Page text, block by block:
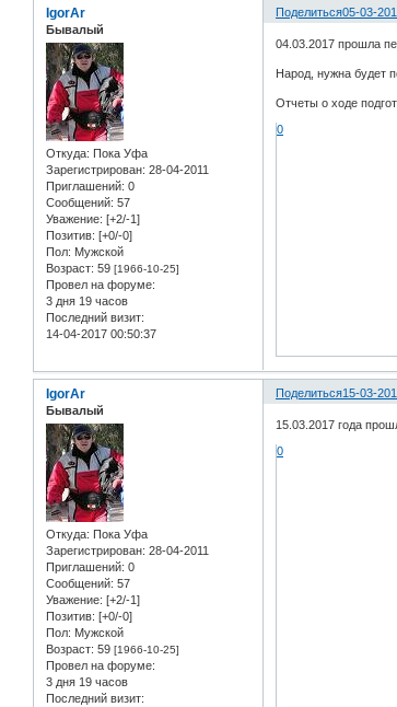
Поделиться05-03-
IgorAr
Бывалый
Откуда: Пока Уфа
Зарегистрирован: 28-04-2011
Приглашений: 0
Сообщений: 57
Уважение: [+2/-1]
Позитив: [+0/-0]
Пол: Мужской
Возраст: 59 [1966-10-25]
Провел на форуме:
3 дня 19 часов
Последний визит:
14-04-2017 00:50:37
04.03.2017 прошла
Народ, нужна будет
Отчеты о ходе
0
Поделиться15-03-
IgorAr
Бывалый
Откуда: Пока Уфа
Зарегистрирован: 28-04-2011
Приглашений: 0
Сообщений: 57
Уважение: [+2/-1]
Позитив: [+0/-0]
Пол: Мужской
Возраст: 59 [1966-10-25]
Провел на форуме:
3 дня 19 часов
Последний визит:
15.03.2017 года
0